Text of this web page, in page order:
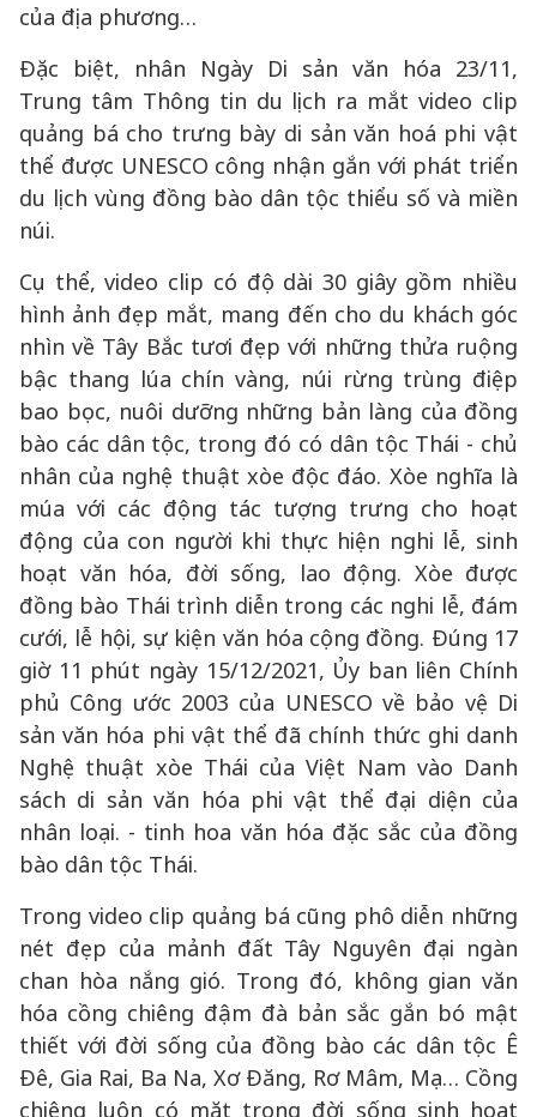
của địa phương…
Đặc biệt, nhân Ngày Di sản văn hóa 23/11,
Trung tâm Thông tin du lịch ra mắt video clip
quảng bá cho trưng bày di sản văn hoá phi vật
thể được UNESCO công nhận gắn với phát triển
du lịch vùng đồng bào dân tộc thiểu số và miền
núi.
Cụ thể, video clip có độ dài 30 giây gồm nhiều
hình ảnh đẹp mắt, mang đến cho du khách góc
nhìn về Tây Bắc tươi đẹp với những thửa ruộng
bậc thang lúa chín vàng, núi rừng trùng điệp
bao bọc, nuôi dưỡng những bản làng của đồng
bào các dân tộc, trong đó có dân tộc Thái - chủ
nhân của nghệ thuật xòe độc đáo. Xòe nghĩa là
múa với các động tác tượng trưng cho hoạt
động của con người khi thực hiện nghi lễ, sinh
hoạt văn hóa, đời sống, lao động. Xòe được
đồng bào Thái trình diễn trong các nghi lễ, đám
cưới, lễ hội, sự kiện văn hóa cộng đồng. Đúng 17
giờ 11 phút ngày 15/12/2021, Ủy ban liên Chính
phủ Công ước 2003 của UNESCO về bảo vệ Di
sản văn hóa phi vật thể đã chính thức ghi danh
Nghệ thuật xòe Thái của Việt Nam vào Danh
sách di sản văn hóa phi vật thể đại diện của
nhân loại. - tinh hoa văn hóa đặc sắc của đồng
bào dân tộc Thái.
Trong video clip quảng bá cũng phô diễn những
nét đẹp của mảnh đất Tây Nguyên đại ngàn
chan hòa nắng gió. Trong đó, không gian văn
hóa cồng chiêng đậm đà bản sắc gắn bó mật
thiết với đời sống của đồng bào các dân tộc Ê
Đê, Gia Rai, Ba Na, Xơ Đăng, Rơ Mâm, Mạ… Cồng
chiêng luôn có mặt trong đời sống sinh hoạt